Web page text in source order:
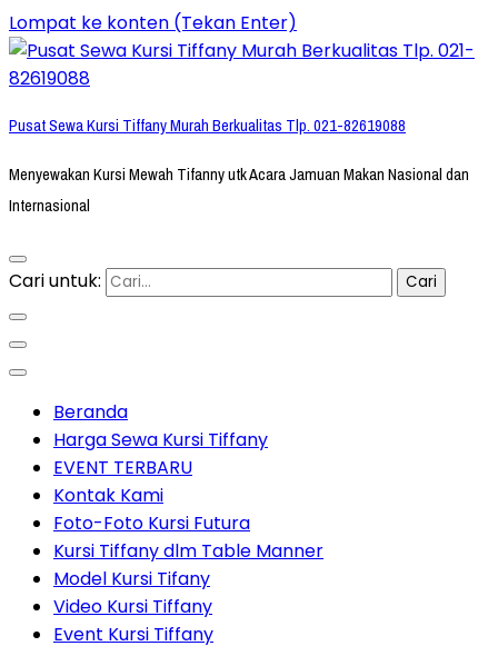
Lompat ke konten (Tekan Enter)
Pusat Sewa Kursi Tiffany Murah Berkualitas Tlp. 021-82619088
Menyewakan Kursi Mewah Tifanny utk Acara Jamuan Makan Nasional dan
Internasional
Cari untuk:
Beranda
Harga Sewa Kursi Tiffany
EVENT TERBARU
Kontak Kami
Foto-Foto Kursi Futura
Kursi Tiffany dlm Table Manner
Model Kursi Tifany
Video Kursi Tiffany
Event Kursi Tiffany